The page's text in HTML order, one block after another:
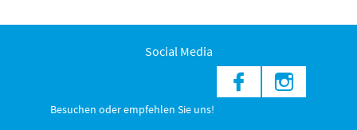
Social Media
Besuchen oder empfehlen Sie uns!